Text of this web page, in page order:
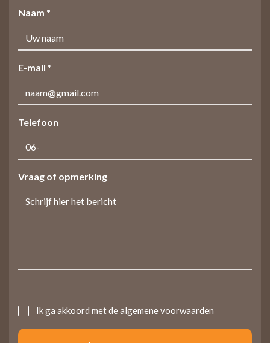
Naam *
E-mail *
Telefoon
Vraag of opmerking
UntitledIk ga akkoord met dealgemene voorwaarden